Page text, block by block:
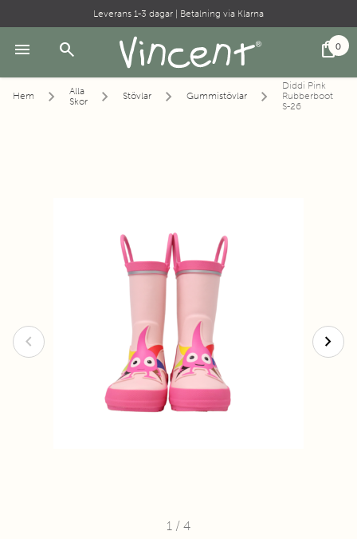
Leverans 1-3 dagar | Betalning via Klarna
0
shopping_bag
menu search
Hem
Alla
Skor
Stövlar Gummistövlar
Diddi Pink
Rubberboot
S-26
chevron_left chevron_right
1 / 4